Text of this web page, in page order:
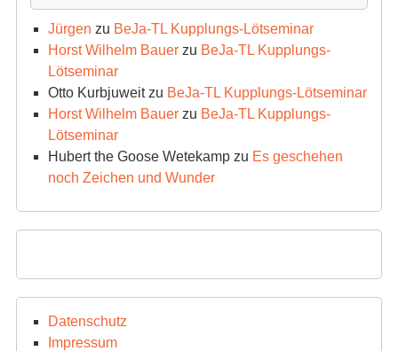
Jürgen zu BeJa-TL Kupplungs-Lötseminar
Horst Wilhelm Bauerzu BeJa-TL Kupplungs-
Lötseminar
Otto Kurbjuweitzu BeJa-TL Kupplungs-Lötseminar
Horst Wilhelm Bauerzu BeJa-TL Kupplungs-
Lötseminar
Hubert the Goose Wetekampzu Es geschehen
noch Zeichen und Wunder
Datenschutz
Impressum